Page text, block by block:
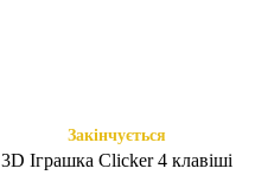
Закінчується
3D Іграшка Clicker 4 клавіші